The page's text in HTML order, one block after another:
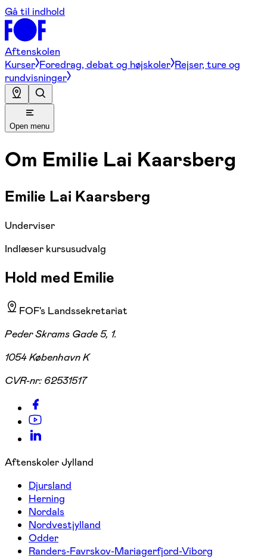
Gå til indhold
Aftenskolen
Kurser Foredrag, debat og højskoler Rejser, ture og
rundvisninger
Open menu
Om Emilie Lai Kaarsberg
Emilie Lai Kaarsberg
Underviser
Indlæser kursusudvalg
Hold med Emilie
FOF's Landssekretariat
Peder Skrams Gade 5, 1.
1054 København K
CVR-nr: 62531517
Aftenskoler Jylland
Djursland
Herning
Nordals
Nordvestjylland
Odder
Randers-Favrskov-Mariagerfjord-Viborg